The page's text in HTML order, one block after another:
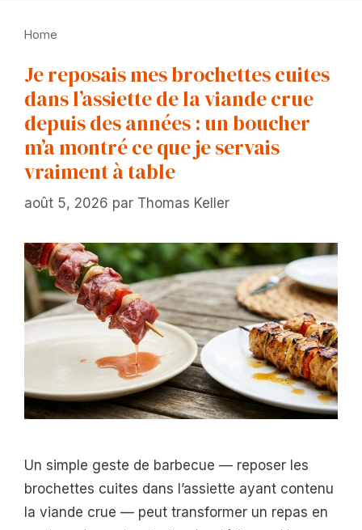
Home
Je reposais mes brochettes cuites
dans l’assiette de la viande crue
depuis des années : un boucher
m’a montré ce que je servais
vraiment à table
août 5, 2026 par Thomas Keller
Un simple geste de barbecue — reposer les
brochettes cuites dans l’assiette ayant contenu
la viande crue — peut transformer un repas en